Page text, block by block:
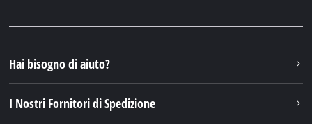
Hai bisogno di aiuto?
I Nostri Fornitori di Spedizione